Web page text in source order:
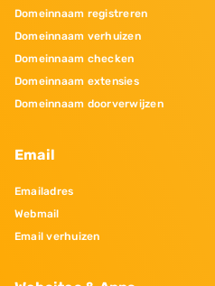
Domeinnaam registreren
Domeinnaam verhuizen
Domeinnaam checken
Domeinnaam extensies
Domeinnaam doorverwijzen
Email
Emailadres
Webmail
Email verhuizen